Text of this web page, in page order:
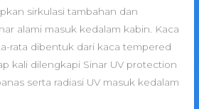
sirkulasi tambahan dan
alami masuk kedalam kabin. Kaca
rata dibentuk dari kaca tempered
kali dilengkapi Sinar UV protection
serta radiasi UV masuk kedalam